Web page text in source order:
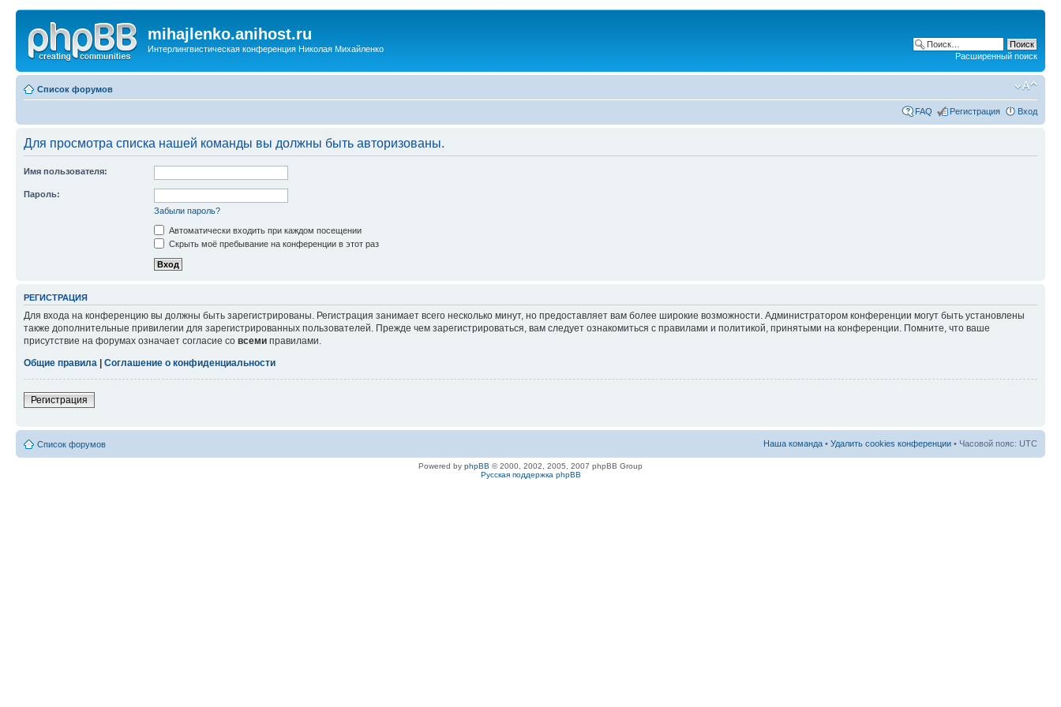
mihajlenko.anihost.ru
Интерлингвистическая конференция Николая Михайленко
Расширенный поиск
Список форумов
FAQ Регистрация Вход
Для просмотра списка нашей команды вы должны быть авторизованы.
Имя пользователя:
Пароль:
Забыли пароль?
Автоматически входить при каждом посещении
Скрыть моё пребывание на конференции в этот раз
РЕГИСТРАЦИЯ
Для входа на конференцию вы должны быть зарегистрированы. Регистрация занимает всего несколько минут, но предоставляет вам более широкие возможности. Администратором конференции могут быть установлены
также дополнительные привилегии для зарегистрированных пользователей. Прежде чем зарегистрироваться, вам следует ознакомиться с правилами и политикой, принятыми на конференции. Помните, что ваше
присутствие на форумах означает согласие со всеми правилами.
Общие правила
Соглашение о конфиденциальности
Регистрация
Список форумов Наша команда • Удалить cookies конференции • Часовой пояс: UTC
Powered by phpBB © 2000, 2002, 2005, 2007 phpBB Group
Русская поддержка phpBB